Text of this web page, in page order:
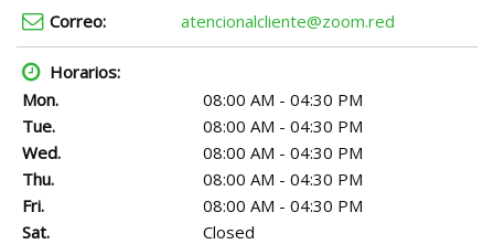
Correo: atencionalcliente@zoom.red
Horarios:
Mon.
08:00 AM - 04:30 PM
Tue.
08:00 AM - 04:30 PM
Wed.
08:00 AM - 04:30 PM
Thu.
08:00 AM - 04:30 PM
Fri.
08:00 AM - 04:30 PM
Sat.
Closed